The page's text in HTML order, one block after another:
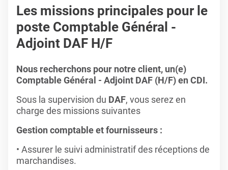
Les missions principales pour le
poste Comptable Général -
Adjoint DAF H/F
Nous recherchons pour notre client, un(e)
Comptable Général - Adjoint DAF (H/F) en CDI.
Sous la supervision du DAF, vous serez en
charge des missions suivantes
Gestion comptable et fournisseurs :
Assurer le suivi administratif des réceptions de
marchandises.